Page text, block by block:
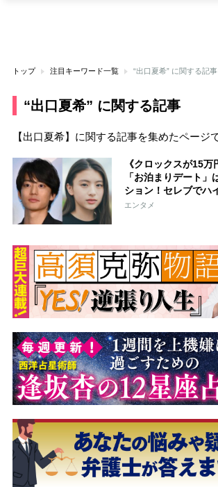
トップ 注目キーワード一覧 “出口夏希” に関する記事
“出口夏希” に関する記事
【出口夏希】に関する記事を集めたページ
《クロックスが15
「お泊まりデート」
ション！セレブでハ
もチラリ」
エンタメ